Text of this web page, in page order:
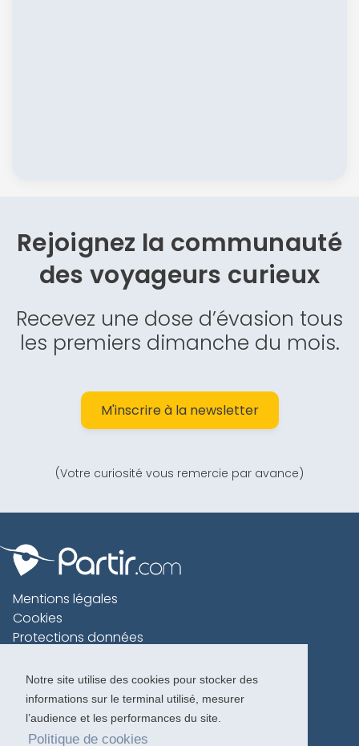
Notre site utilise des cookies pour stocker des
informations sur le terminal utilisé, mesurer
l’audience et les performances du site.
Politique de cookies
Rejoignez la communauté
desvoyageurs curieux
Recevez une dose d’évasion tous
les premiers dimanche du mois.
M'inscrire à la newsletter
(Votre curiosité vous remercie par avance)
Mentions légales
Cookies
Protections données
Charte voyageur
Copyright 1996-2026